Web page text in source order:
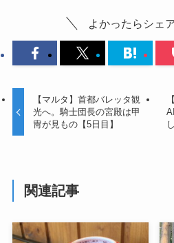
よかったらシェ
【マルタ】首都バレッタ観
光へ。騎士団長の宮殿は甲
冑が見もの【5日目】
関連記事